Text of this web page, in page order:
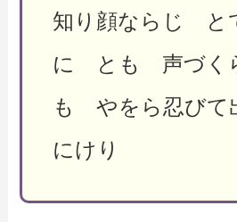
知り顔ならじ と
に とも 声づく
も やをら忍びて
にけり